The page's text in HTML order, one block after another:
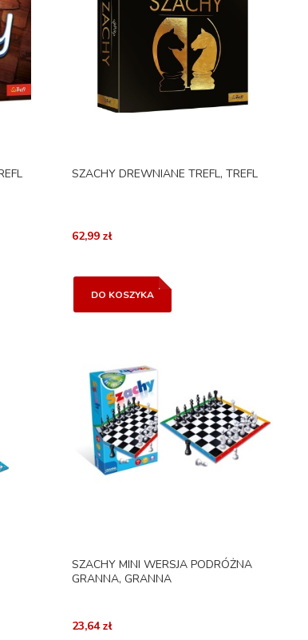
SZACHY DREWNIANE TREFL, TREFL
62,99 zł
DO KOSZYKA
SZACHY MINI WERSJA PODRÓŻNA
GRANNA, GRANNA
23,64 zł